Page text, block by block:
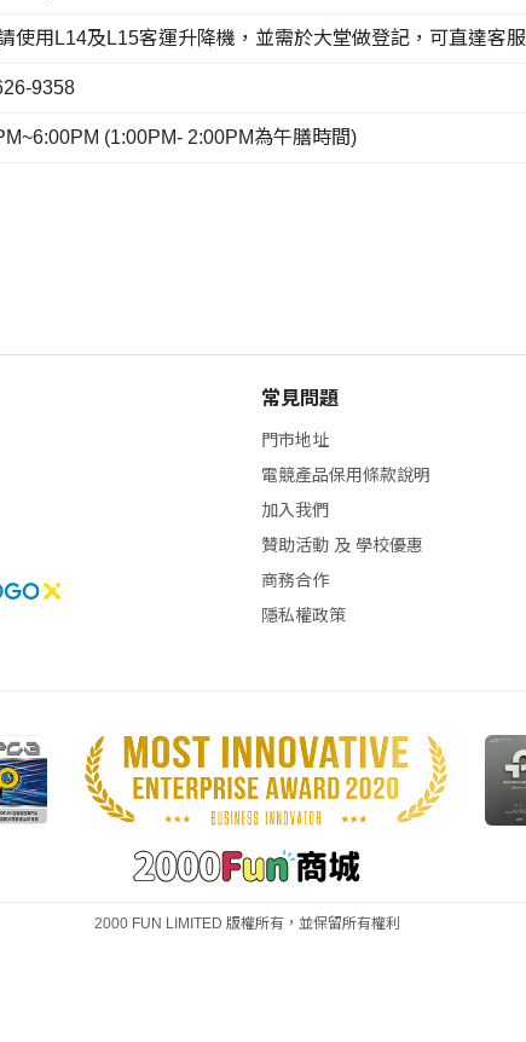
用L14及L15客運升降機，並需於大堂做登記，可直達客
9358
(1:00PM- 2:00PM為午膳時間)
常見問題
門市地址
電競產品保用條款說明
加入我們
贊助活動 及 學校優惠
商務合作
隱私權政策
2000 FUN LIMITED 版權所有，並保留所有權利